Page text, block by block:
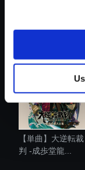
【単曲】大逆転裁
判 -成歩堂龍...